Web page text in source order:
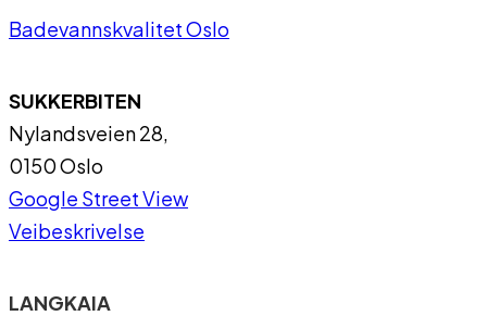
Badevannskvalitet Oslo
SUKKERBITEN
Nylandsveien 28,
0150 Oslo
Google Street View
Veibeskrivelse
LANGKAIA